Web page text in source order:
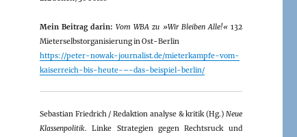
Mein Beitrag darin: Vom WBA zu »Wir Bleiben Alle!«132
Mieterselbstorganisierung in Ost-Berlin
https://peter-nowak-journalist.de/mieterkampfe-vom-
kaiserreich-bis-heute-–-das-beispiel-berlin/
Sebastian Friedrich / Redaktion analyse & kritik (Hg.) Neue
Klassenpolitik. Linke Strategien gegen Rechtsruck und